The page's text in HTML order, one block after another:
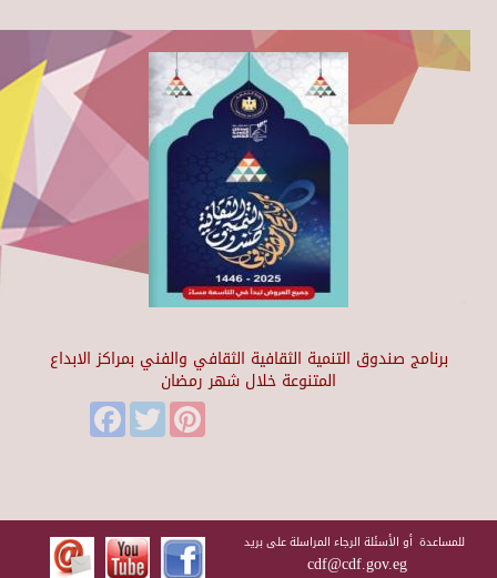
برنامج صندوق التنمية الثقافية الثقافي والفني بمراكز الابداع
المتنوعة خلال شهر رمضان
FacebookTwitter
للمساعدة أو الأسئلة الرجاء المراسلة على بريد
cdf@cdf.gov.eg